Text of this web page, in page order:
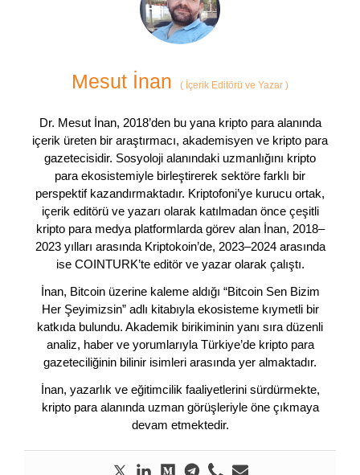
Mesut İnan ( İçerik Editörü ve Yazar )
Dr. Mesut İnan, 2018’den bu yana kripto para alanında
içerik üreten bir araştırmacı, akademisyen ve kripto para
gazetecisidir. Sosyoloji alanındaki uzmanlığını kripto
para ekosistemiyle birleştirerek sektöre farklı bir
perspektif kazandırmaktadır. Kriptofoni’ye kurucu ortak,
içerik editörü ve yazarı olarak katılmadan önce çeşitli
kripto para medya platformlarda görev alan İnan, 2018–
2023 yılları arasında Kriptokoin’de, 2023–2024 arasında
ise COINTURK’te editör ve yazar olarak çalıştı.
İnan, Bitcoin üzerine kaleme aldığı “Bitcoin Sen Bizim
Her Şeyimizsin” adlı kitabıyla ekosisteme kıymetli bir
katkıda bulundu. Akademik birikiminin yanı sıra düzenli
analiz, haber ve yorumlarıyla Türkiye’de kripto para
gazeteciliğinin bilinir isimleri arasında yer almaktadır.
İnan, yazarlık ve eğitimcilik faaliyetlerini sürdürmekte,
kripto para alanında uzman görüşleriyle öne çıkmaya
devam etmektedir.